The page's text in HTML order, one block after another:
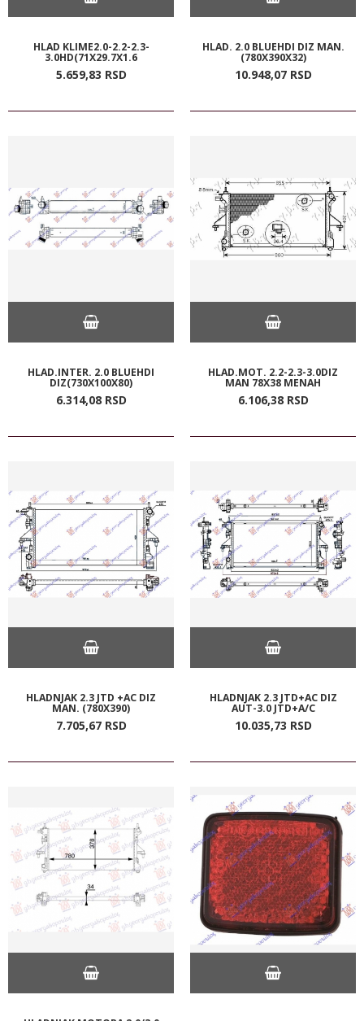
HLAD KLIME2.0-2.2-2.3-
3.0HD(71X29.7X1.6
5.659,83 RSD
HLAD. 2.0 BLUEHDI DIZ MAN.
(780X390X32)
10.948,07 RSD
HLAD.INTER. 2.0 BLUEHDI
DIZ(730X100X80)
6.314,08 RSD
HLAD.MOT. 2.2-2.3-3.0DIZ
MAN 78X38 MENAH
6.106,38 RSD
HLADNJAK 2.3 JTD +AC DIZ
MAN. (780X390)
7.705,67 RSD
HLADNJAK 2.3 JTD+AC DIZ
AUT-3.0 JTD+A/C
10.035,73 RSD